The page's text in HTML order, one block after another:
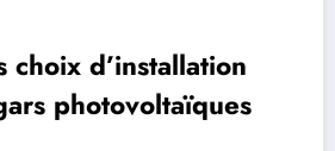
choix d’installation
photovoltaïques